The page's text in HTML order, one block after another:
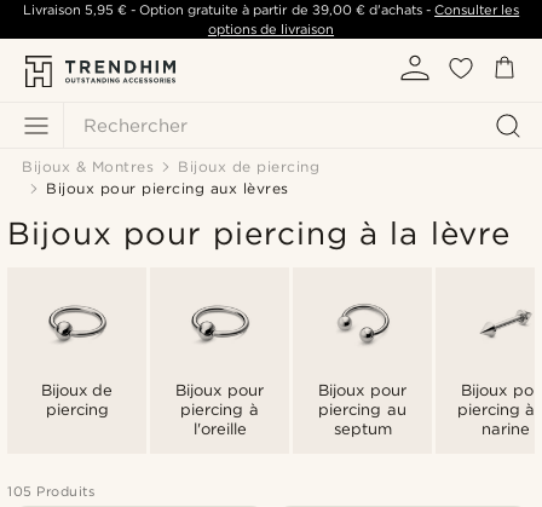
Rechercher
Livraison 5,95 €- Option gratuite à partir de 39,00 €d'achats -Consulter les
options de livraison
Bijoux & Montres
Bijoux de piercing
Bijoux pour piercing aux lèvres
Bijoux pour piercing à la lèvre
Bijoux de
piercing
Bijoux pour
piercing à
l'oreille
Bijoux pour
piercing au
septum
Bijoux
piercing à
narine
105 Produits